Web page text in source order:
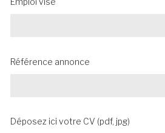
Emploi visé
Référence annonce
Déposez ici votre CV (pdf, jpg)